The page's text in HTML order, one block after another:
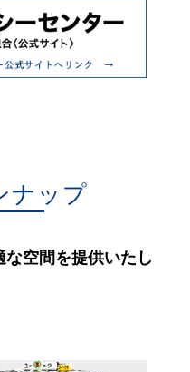
ナップ
空間を提供いたし